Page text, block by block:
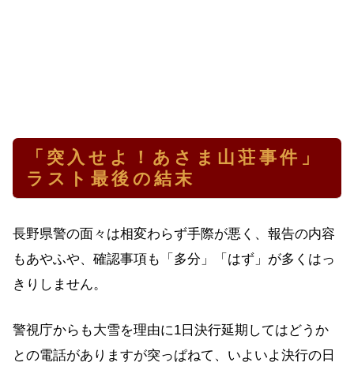
「突入せよ！あさま山荘事件」
ラスト最後の結末
長野県警の面々は相変わらず手際が悪く、報告の内容
もあやふや、確認事項も「多分」「はず」が多くはっ
きりしません。
警視庁からも大雪を理由に1日決行延期してはどうか
との電話がありますが突っぱねて、いよいよ決行の日